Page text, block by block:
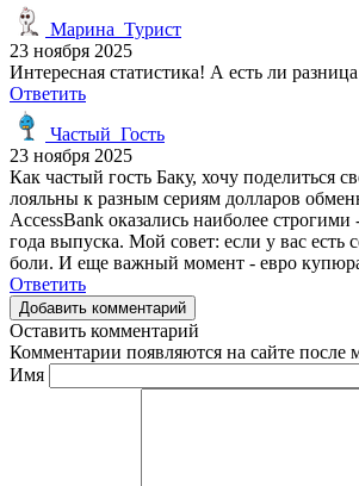
Марина_Турист
23 ноября 2025
Интересная статистика! А есть ли
Ответить
Частый_Гость
23 ноября 2025
Как частый гость Баку, хочу поделиться
лояльны к разным сериям долларов
AccessBank оказались наиболее
года выпуска. Мой совет: если у вас
боли. И еще важный момент - евро
Ответить
Добавить комментарий
Оставить комментарий
Комментарии появляются на сайте после
Имя